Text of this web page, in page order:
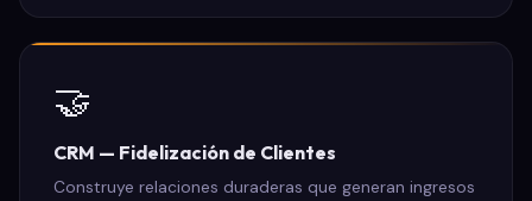
🤝
CRM — Fidelización de Clientes
Construye relaciones duraderas que generan ingresos